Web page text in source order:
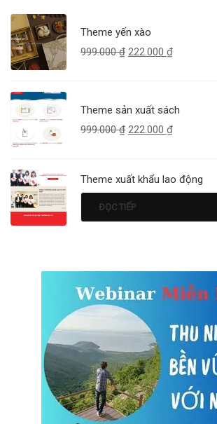
Theme yến xào
999.000₫ 222.000 ₫
Theme sản xuất sách
999.000₫ 222.000 ₫
Theme xuất khẩu lao động
ĐỌC TIẾP